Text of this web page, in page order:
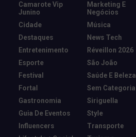
Camarote Vip
Junino
Cidade
Destaques
Entretenimento
Esporte
Festival
Fortal
Gastronomia
Guia De Eventos
Influencers
Marketing E
Negócios
Música
News Tech
Réveillon 2026
São João
Saúde E Beleza
Sem Categoria
Siriguella
Style
Transporte